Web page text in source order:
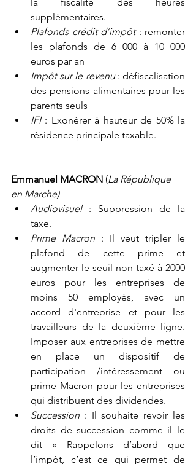
supplémentaires.
Plafonds crédit d’impôt : remonter
les plafonds de 6 000 à 10 000
euros par an
Impôt sur le revenu : défiscalisation
des pensions alimentaires pour les
parents seuls
IFI : Exonérer à hauteur de 50% la
résidence principale taxable.
Emmanuel MACRON (La République
en Marche)
Audiovisuel : Suppression de la
taxe.
Prime Macron : Il veut tripler le
plafond de cette prime et
augmenter le seuil non taxé à 2000
euros pour les entreprises de
moins 50 employés, avec un
accord d'entreprise et pour les
travailleurs de la deuxième ligne.
Imposer aux entreprises de mettre
en place un dispositif de
participation /intéressement ou
prime Macron pour les entreprises
qui distribuent des dividendes.
Succession : Il souhaite revoir les
droits de succession comme il le
dit « Rappelons d’abord que
l’impôt, c’est ce qui permet de